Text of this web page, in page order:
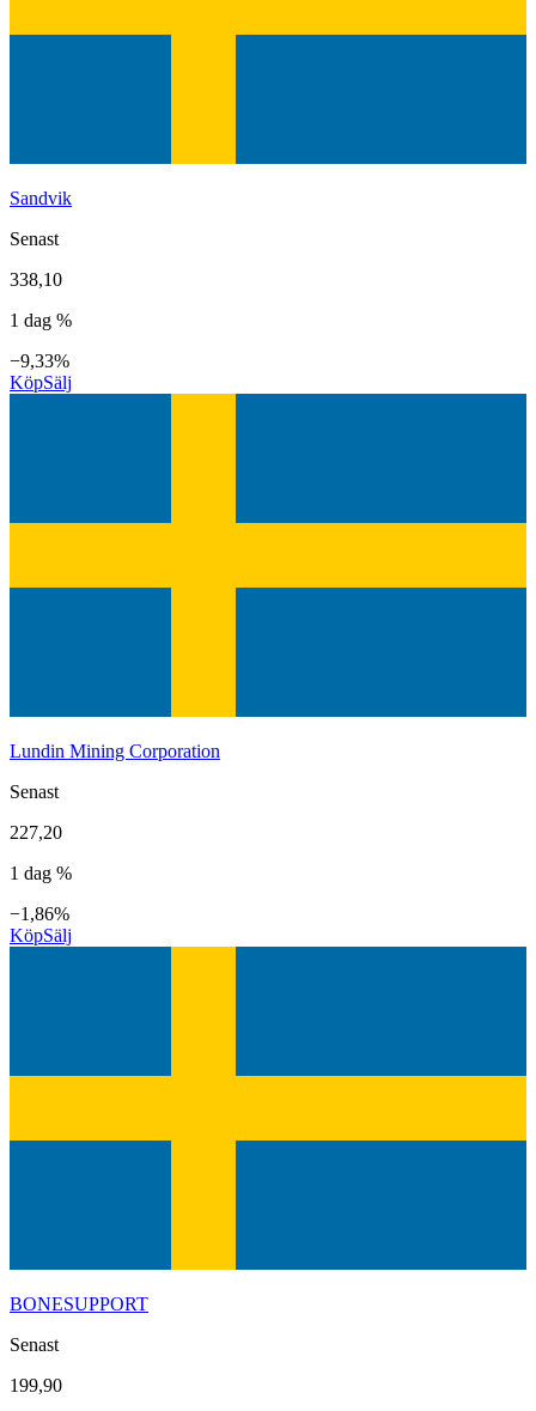
Sandvik
Senast
338,10
1 dag %
−9,33%
KöpSälj
Lundin Mining Corporation
Senast
227,20
1 dag %
−1,86%
KöpSälj
BONESUPPORT
Senast
199,90